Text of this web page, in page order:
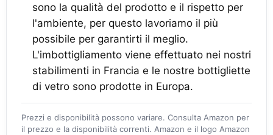
sono la qualità del prodotto e il rispetto per
l'ambiente, per questo lavoriamo il più
possibile per garantirti il meglio.
L'imbottigliamento viene effettuato nei nostri
stabilimenti in Francia e le nostre bottigliette
di vetro sono prodotte in Europa.
Prezzi e disponibilità possono variare. Consulta Amazon per
il prezzo e la disponibilità correnti. Amazon e il logo Amazon